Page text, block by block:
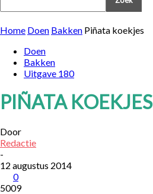
Home Doen Bakken Piñata koekjes
Doen
Bakken
Uitgave 180
PIÑATA KOEKJES
Door
Redactie
-
12 augustus 2014
0
5009